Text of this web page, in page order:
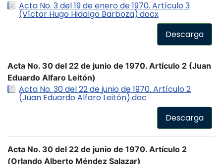
Acta No. 3 del 19 de enero de 1970. Artículo 3
(Víctor Hugo Hidalgo Barboza).docx
Descarga
Acta No. 30 del 22 de junio de 1970. Artículo 2 (Juan
Eduardo Alfaro Leitón)
Acta No. 30 del 22 de junio de 1970. Artículo 2
(Juan Eduardo Alfaro Leitón).doc
Descarga
Acta No. 30 del 22 de junio de 1970. Artículo 2
(Orlando Alberto Méndez Salazar)